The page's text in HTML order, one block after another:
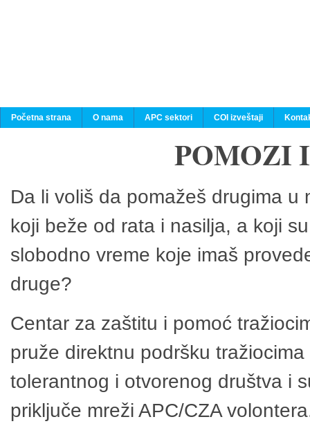
Početna strana O nama APC sektori COI izveštaji
POMOZI
Da li voliš da pomažeš drugima
koji beže od rata i nasilja, a koji
slobodno vreme koje imaš
druge?
Centar za zaštitu i pomoć
pruže direktnu podršku
tolerantnog i otvorenog društva i
priključe mreži APC/CZA